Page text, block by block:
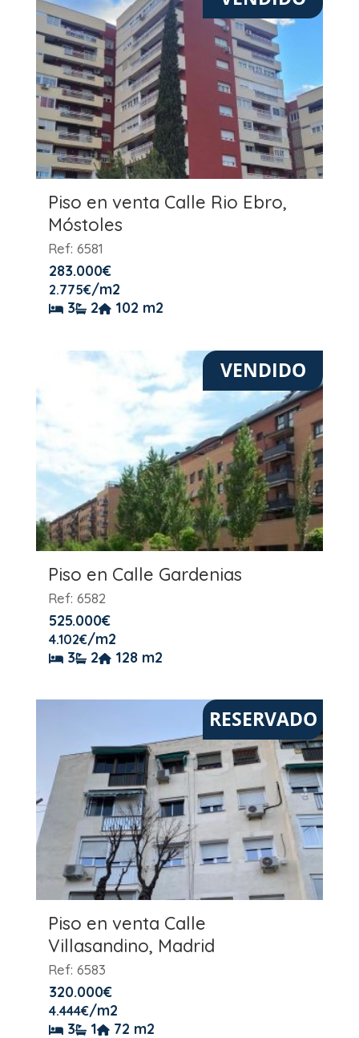
Piso en venta Calle Rio Ebro,
Móstoles
Ref: 6581
283.000€
2.775€/m2
3
2 102 m2
VENDIDO
Piso en Calle Gardenias
Ref: 6582
525.000€
4.102€/m2
3
2 128 m2
RESERVADO
Piso en venta Calle
Villasandino, Madrid
Ref: 6583
320.000€
4.444€/m2
3
1 72 m2